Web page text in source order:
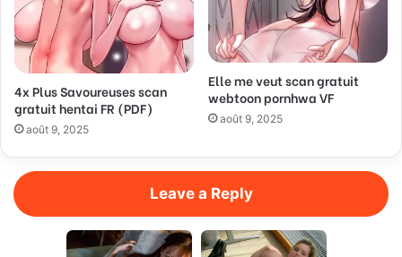
4x Plus Savoureuses scan
gratuit hentai FR (PDF)
août 9, 2025
Elle me veut scan gratuit
webtoon pornhwa VF
août 9, 2025
Leave a Reply